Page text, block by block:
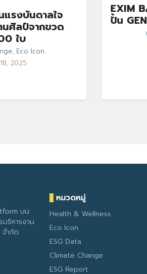
แรงบันดาลใจ
นศิลป์จากขวด
ใบ
, Eco Icon
2025
EXIM
ปั้น
บน
บริหารงาน
ำกัด
หมวดหมู่
Health & Wellness
Eco Icon
ESG Data
Climate Change
ESG Report